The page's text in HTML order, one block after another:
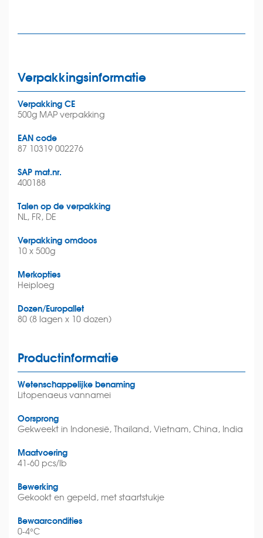
Verpakkingsinformatie
Verpakking CE
500g MAP verpakking
EAN code
87 10319 002276
SAP mat.nr.
400188
Talen op de verpakking
NL, FR, DE
Verpakking omdoos
10 x 500g
Merkopties
Heiploeg
Dozen/Europallet
80 (8 lagen x 10 dozen)
Productinformatie
Wetenschappelijke benaming
Litopenaeus vannamei
Oorsprong
Gekweekt in Indonesië, Thailand, Vietnam, China, India
Maatvoering
41-60 pcs/lb
Bewerking
Gekookt en gepeld, met staartstukje
Bewaarcondities
0-4°C